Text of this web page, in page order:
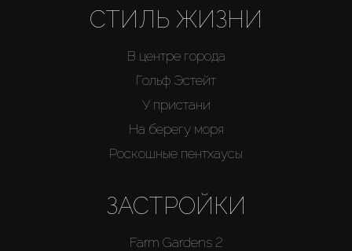
СТИЛЬ ЖИЗНИ
В центре города
Гольф Эстейт
У пристани
На берегу моря
Роскошные пентхаусы
ЗАСТРОЙКИ
Farm Gardens 2